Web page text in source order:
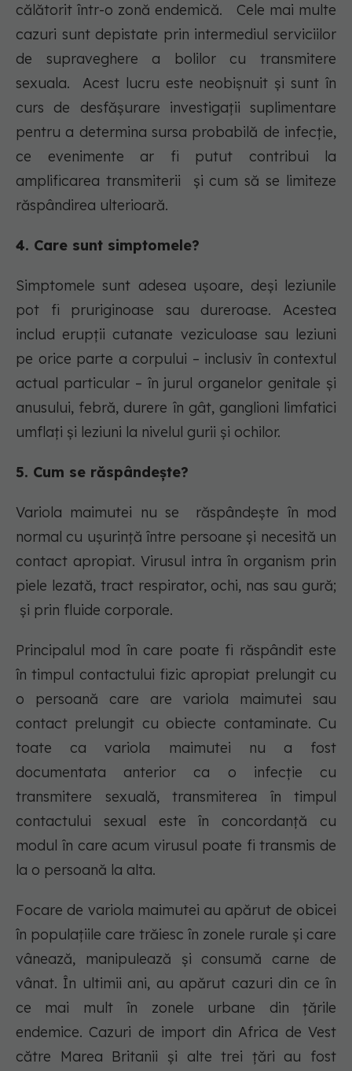
călătorit într-o zonă endemică. Cele mai multe
cazuri sunt depistate prin intermediul serviciilor
de supraveghere a bolilor cu transmitere
sexuala. Acest lucru este neobișnuit și sunt în
curs de desfășurare investigații suplimentare
pentru a determina sursa probabilă de infecție,
ce evenimente ar fi putut contribui la
amplificarea transmiterii și cum să se limiteze
răspândirea ulterioară.
4. Care sunt simptomele?
Simptomele sunt adesea ușoare, deși leziunile
pot fi pruriginoase sau dureroase. Acestea
includ erupții cutanate veziculoase sau leziuni
pe orice parte a corpului – inclusiv în contextul
actual particular – în jurul organelor genitale și
anusului, febră, durere în gât, ganglioni limfatici
umflați și leziuni la nivelul gurii și ochilor.
5. Cum se răspândește?
Variola maimutei nu se răspândește în mod
normal cu ușurință între persoane și necesită un
contact apropiat. Virusul intra în organism prin
piele lezată, tract respirator, ochi, nas sau gură;
și prin fluide corporale.
Principalul mod în care poate fi răspândit este
în timpul contactului fizic apropiat prelungit cu
o persoană care are variola maimutei sau
contact prelungit cu obiecte contaminate. Cu
toate ca variola maimutei nu a fost
documentata anterior ca o infecție cu
transmitere sexuală, transmiterea în timpul
contactului sexual este în concordanță cu
modul în care acum virusul poate fi transmis de
la o persoană la alta.
Focare de variola maimutei au apărut de obicei
în populațiile care trăiesc în zonele rurale și care
vânează, manipulează și consumă carne de
vânat. În ultimii ani, au apărut cazuri din ce în
ce mai mult în zonele urbane din țările
endemice. Cazuri de import din Africa de Vest
către Marea Britanii și alte trei țări au fost